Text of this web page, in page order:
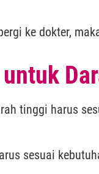
ke dokter,
tinggi harus
sesuai